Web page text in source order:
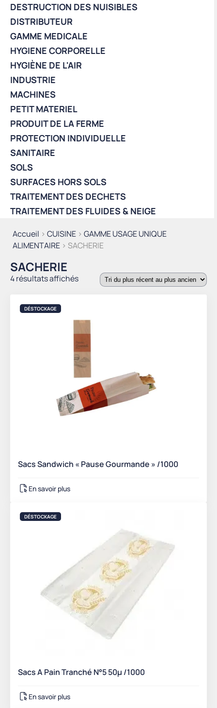
Accueil > CUISINE > GAMME USAGE UNIQUE
ALIMENTAIRE > SACHERIE
SACHERIE
4 résultats affichésTrié
au
plus
ancien
DÉSTOCKAGE
Sacs Sandwich « Pause Gourmande » /1000
En savoir plus
DÉSTOCKAGE
Sacs A Pain Tranché N°5 50µ /1000
En savoir plus
DESTRUCTION DES NUISIBLES
DISTRIBUTEUR
GAMME MEDICALE
HYGIENE CORPORELLE
HYGIÈNE DE L'AIR
INDUSTRIE
MACHINES
PETIT MATERIEL
PRODUIT DE LA FERME
PROTECTION INDIVIDUELLE
SANITAIRE
SOLS
SURFACES HORS SOLS
TRAITEMENT DES DECHETS
TRAITEMENT DES FLUIDES & NEIGE